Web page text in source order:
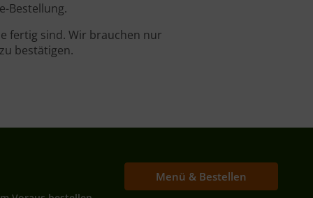
Bestellung.
fertig sind. Wir brauchen nur
bestätigen.
Menü & Bestellen